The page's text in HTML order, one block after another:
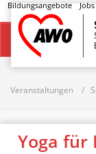
Bildungsangebote Jobs
Startseite
Veranstaltungen
Yoga für